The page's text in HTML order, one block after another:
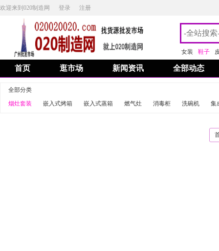
欢迎来到020制造网 登录 注册
女装 鞋子
首页 逛市场 新闻资讯 全部动态
全部分类
烟灶套装
嵌入式烤箱 嵌入式蒸箱 燃气灶 消毒柜 洗碗机 集